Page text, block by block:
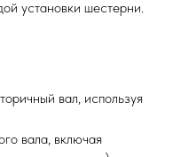
установки шестерни.
вал, используя
вала, включая